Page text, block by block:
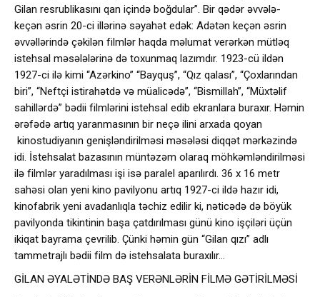
Gilan resrublikasını qan içində boğdular”. Bir qədər əvvələ-
keçən əsrin 20-ci illərinə səyahət edək: Adətən keçən əsrin
əvvəllərində çəkilən filmlər haqda məlumat verərkən mütləq
istehsal məsələlərinə də toxunmaq lazımdır. 1923-cü ildən
1927-ci ilə kimi “Azərkino” “Bayquş”, “Qız qalası”, “Çoxlarından
biri”, “Neftçi istirahətdə və müalicədə”, “Bismillah”, “Müxtəlif
sahillərdə” bədii filmlərini istehsal edib ekranlara buraxır. Həmin
ərəfədə artıq yaranmasının bir neçə ilini arxada qoyan
kinostudiyanın genişləndirilməsi məsələsi diqqət mərkəzində
idi. İstehsalat bazasının müntəzəm olaraq möhkəmləndirilməsi
ilə filmlər yaradılması işi isə paralel aparılırdı. 36 x 16 metr
sahəsi olan yeni kino pavilyonu artıq 1927-ci ildə hazır idi,
kinofabrik yeni avadanlıqla təchiz edilir ki, nəticədə də böyük
pavilyonda tikintinin başa çatdırılması günü kino işçiləri üçün
ikiqat bayrama çevrilib. Çünki həmin gün “Gilan qızı” adlı
tammetrajlı bədii film də istehsalata buraxılır…
GİLAN ƏYALƏTİNDƏ BAŞ VERƏNLƏRİN FİLMƏ GƏTİRİLMƏSİ